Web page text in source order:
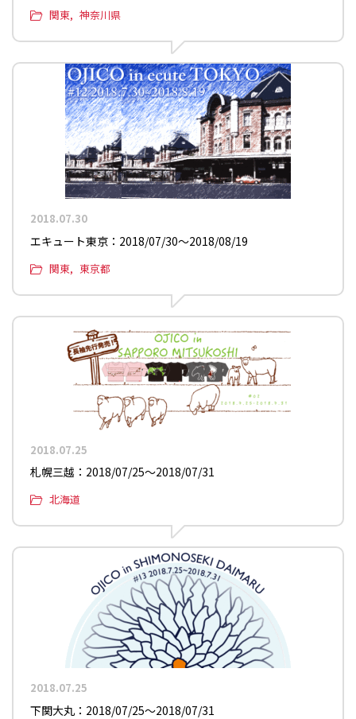
関東 神奈川県
2018.07.30
エキュート東京：2018/07/30〜2018/08/19
関東 東京都
2018.07.25
札幌三越：2018/07/25〜2018/07/31
北海道
2018.07.25
下関大丸：2018/07/25〜2018/07/31